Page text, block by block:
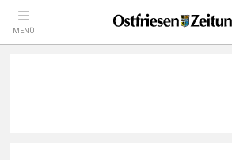
MENÜ